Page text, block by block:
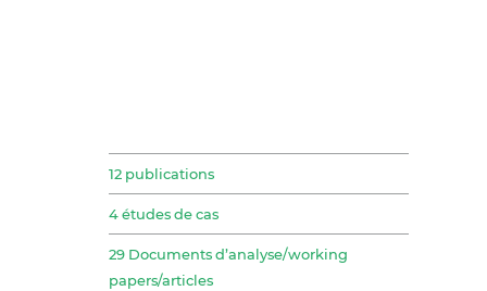
12 publications
4 études de cas
29 Documents d’analyse/working
papers/articles